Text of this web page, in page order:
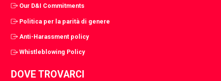
Our D&I Commitments
Politica per la parità di genere
Anti-Harassment policy
Whistleblowing Policy
DOVE TROVARCI